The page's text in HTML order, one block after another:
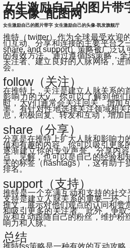
女生激励自己的图片带
的头像_配图网
女生激励自己的图片带字 女生激励自己的头像-凯发旗舰厅
推特（twitter）作为全球最受欢迎
们互动、分享和连接的主要平台之
share, and support）策略被广泛认
的有效方法。通过遵循fss策略，
关注者、建立良好的人脉网络，进
会。
follow（关注）
在推特上，关注是建立人脉关系的
影响力的大v，你可以了解到他
时，大v们通常会关注回关，增加
率。有针对性地选择关注领域相
息，积极回复、转发和互动，增加
share（分享）
分享是在推特上扩大人脉和影响力
值和有趣的内容，你可以吸引更多
逐渐建立你的专业声誉。分享内
点、见解，也可以是自己的经验和
关的标签（hashtags），这有助于
排名。
support（支持）
推特是一个充满互动和支持的社
支持是建立人脉关系的重要一环
推文，展示对他们观点的认同和赞
和吸引更多的关注者。此外，争
应和互动跟随自己的粉丝，维护粉
响力和人脉。
总结